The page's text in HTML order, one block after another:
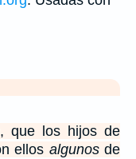
que los hijos de
ellos algunosde